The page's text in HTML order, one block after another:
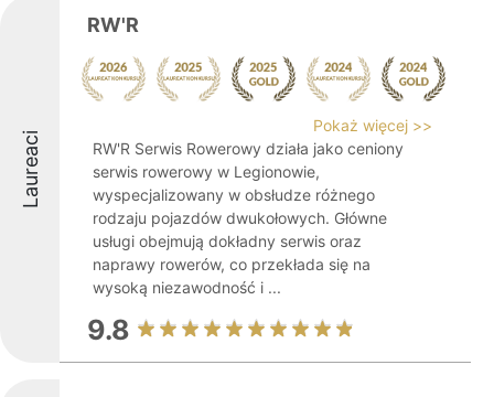
Laureaci
RW'R
Pokaż więcej >>
RW'R Serwis Rowerowy działa jako ceniony
serwis rowerowy w Legionowie,
wyspecjalizowany w obsłudze różnego
rodzaju pojazdów dwukołowych. Główne
usługi obejmują dokładny serwis oraz
naprawy rowerów, co przekłada się na
wysoką niezawodność i ...
9.8